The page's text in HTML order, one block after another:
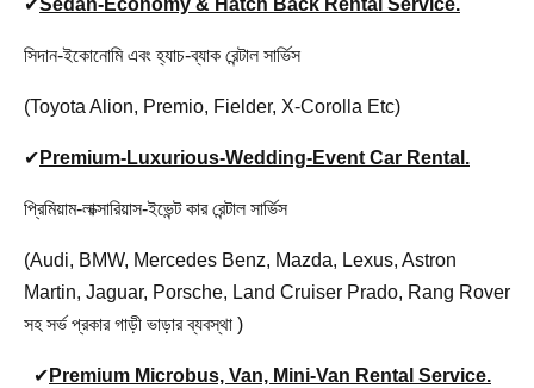
✔Sedan-Economy & Hatch Back Rental Service.
সিদান-ইকোনোমি এবং হ্যাচ-ব্যাক রেন্টাল সার্ভিস
(Toyota Alion, Premio, Fielder, X-Corolla Etc)
✔ Premium-Luxurious-Wedding-Event Car Rental.
প্রিমিয়াম-লাক্সারিয়াস-ইভেন্ট কার রেন্টাল সার্ভিস
(Audi, BMW, Mercedes Benz, Mazda, Lexus, Astron
Martin, Jaguar, Porsche, Land Cruiser Prado, Rang Rover
সহ সর্ভ প্রকার গাড়ী ভাড়ার ব্যবস্থা )
✔ Premium Microbus, Van, Mini-Van Rental Service.